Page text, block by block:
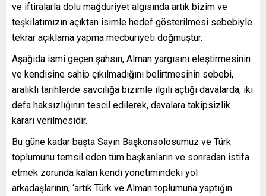
ve iftiralarla dolu mağduriyet algısında artık bizim ve
teşkilatımızın açıktan isimle hedef gösterilmesi sebebiyle
tekrar açıklama yapma mecburiyeti doğmuştur.
Aşağıda ismi geçen şahsın, Alman yargısını eleştirmesinin
ve kendisine sahip çıkılmadığını belirtmesinin sebebi,
aralıklı tarihlerde savcılığa bizimle ilgili açtığı davalarda, iki
defa haksızlığının tescil edilerek, davalara takipsizlik
kararı verilmesidir.
Bu güne kadar başta Sayın Başkonsolosumuz ve Türk
toplumunu temsil eden tüm başkanların ve sonradan istifa
etmek zorunda kalan kendi yönetimindeki yol
arkadaşlarının, ‘artık Türk ve Alman toplumuna yaptığın